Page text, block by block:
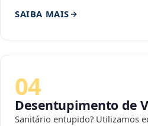
SAIBA MAIS
04
Desentupimento de
Sanitário entupido? Utilizamos